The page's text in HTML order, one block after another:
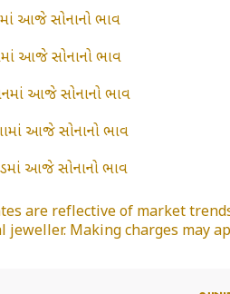
આજે સોનાનો ભાવ
આજે સોનાનો ભાવ
આજે સોનાનો ભાવ
આજે સોનાનો ભાવ
આજે સોનાનો ભાવ
are reflective of market
jeweller. Making charges may